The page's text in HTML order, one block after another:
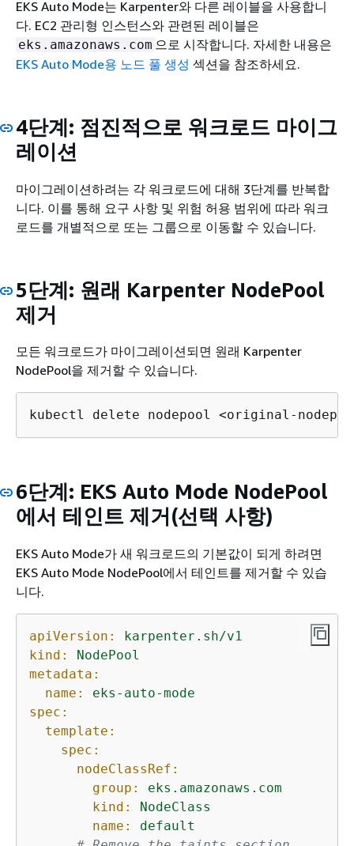
EKS Auto Mode는 Karpenter와 다른 레이블을 사용합니
다. EC2 관리형 인스턴스와 관련된 레이블은
eks.amazonaws.com 으로 시작합니다. 자세한 내용은
EKS Auto Mode용 노드 풀 생성 섹션을 참조하세요.
4단계: 점진적으로 워크로드 마이그
레이션
마이그레이션하려는 각 워크로드에 대해 3단계를 반복합
니다. 이를 통해 요구 사항 및 위험 허용 범위에 따라 워크
로드를 개별적으로 또는 그룹으로 이동할 수 있습니다.
5단계: 원래 Karpenter NodePool
제거
모든 워크로드가 마이그레이션되면 원래 Karpenter
NodePool을 제거할 수 있습니다.
kubectl delete nodepool <original-
6단계: EKS Auto Mode NodePool
에서 테인트 제거(선택 사항)
EKS Auto Mode가 새 워크로드의 기본값이 되게 하려면
EKS Auto Mode NodePool에서 테인트를 제거할 수 있습
니다.
apiVersion:
karpenter.sh/v1
kind:
NodePool
metadata:
name:
eks-auto-mode
spec:
template:
spec:
nodeClassRef:
group:
eks.amazonaws.com
kind:
NodeClass
name:
default